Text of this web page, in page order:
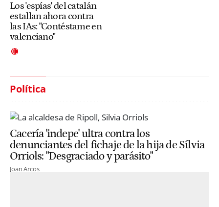
Los 'espías' del catalán
estallan ahora contra
las IAs: "Contéstame en
valenciano"
Política
Cacería 'indepe' ultra contra los
denunciantes del fichaje de la hija de Sílvia
Orriols: "Desgraciado y parásito"
Joan Arcos